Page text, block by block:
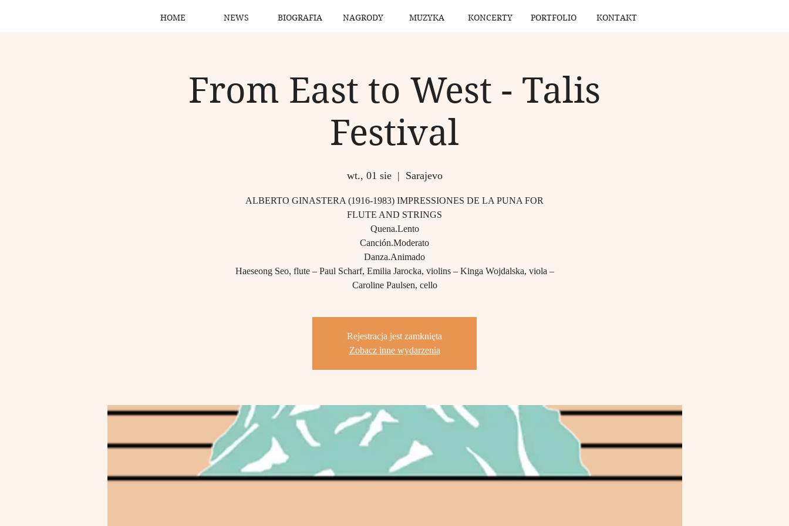
HOME NEWS BIOGRAFIA NAGRODY MUZYKA KONCERTY PORTFOLIO KONTAKT
From East to West - Talis
Festival
wt., 01 sie
  |
Sarajevo
ALBERTO GINASTERA (1916-1983) IMPRESSIONES DE LA PUNA FOR
FLUTE AND STRINGS
Quena.Lento
Canción.Moderato
Danza.Animado
Haeseong Seo, flute – Paul Scharf, Emilia Jarocka, violins – Kinga Wojdalska, viola –
Caroline Paulsen, cello
Rejestracja jest zamknięta
Zobacz inne wydarzenia